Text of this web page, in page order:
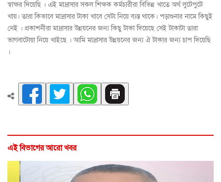
স্বাক্ষর দিয়েছি । এই মাদ্রাসার সকল শিক্ষক কর্মচারীরা বিভিন্ন খাতে অর্থ লুটেপুটে
খায়। তারা কিভাবে মাদ্রাসার টাকা খাবে সেটা নিয়ে ব্যস্ত থাকে। পড়াশুনার নামে কিছুই
নেই । প্রকাশনীরা মাদ্রাসার উন্নয়নের জন্য কিছু টাকা দিয়েছে সেই টাকাটা তারা
ভাগবাটোয়া নিয়ে খাইছে । আমি মাদ্রাসার উন্নয়নের জন্য ঐ টাকার জন্য চাপ দিয়েছি
।
এই বিভাগের আরো খবর